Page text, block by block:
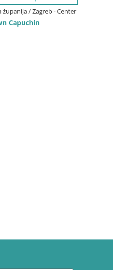
županija / Zagreb - Center
Capuchin